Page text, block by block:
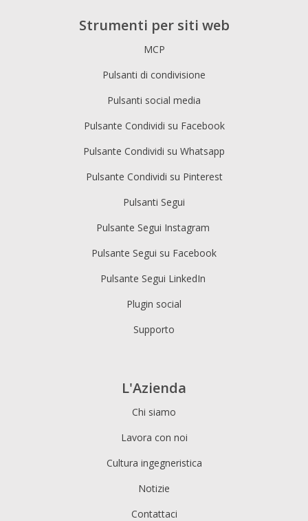
Strumenti per siti web
MCP
Pulsanti di condivisione
Pulsanti social media
Pulsante Condividi su Facebook
Pulsante Condividi su Whatsapp
Pulsante Condividi su Pinterest
Pulsanti Segui
Pulsante Segui Instagram
Pulsante Segui su Facebook
Pulsante Segui LinkedIn
Plugin social
Supporto
L'Azienda
Chi siamo
Lavora con noi
Cultura ingegneristica
Notizie
Contattaci